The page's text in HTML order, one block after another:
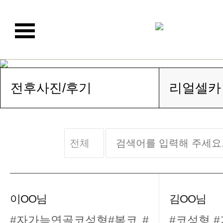
전후사진/후기 리얼셀카
이OO님
#자가늑연골코성형#복코 #
김OO님
#코성형